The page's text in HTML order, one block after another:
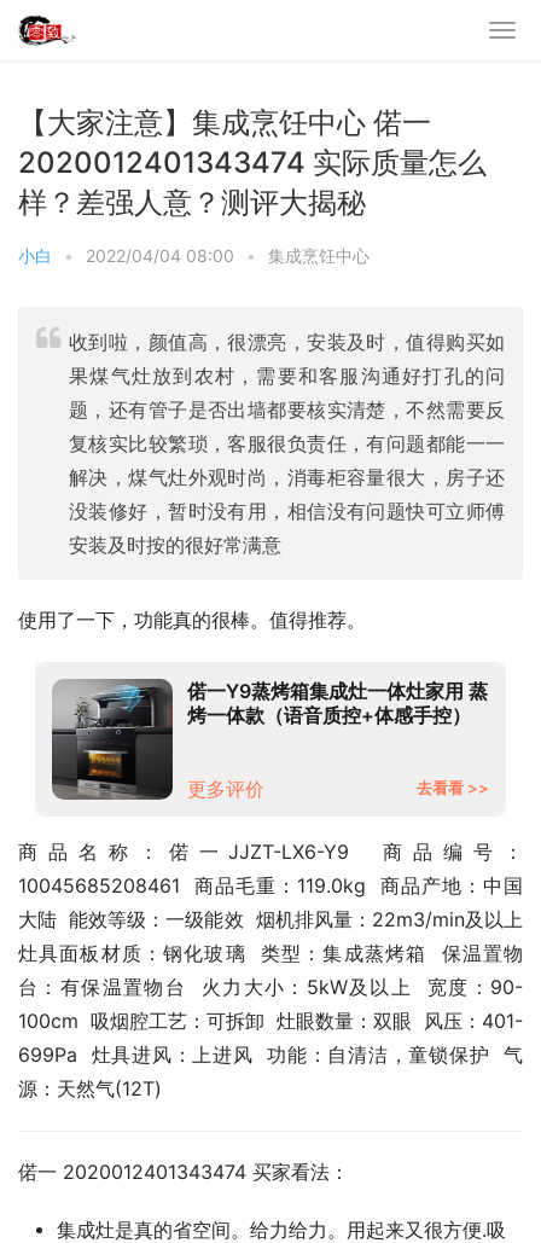
【大家注意】集成烹饪中心 偌一
2020012401343474 实际质量怎么
样？差强人意？测评大揭秘
小白 • 2022/04/04 08:00 • 集成烹饪中心
收到啦，颜值高，很漂亮，安装及时，值得购买如
果煤气灶放到农村，需要和客服沟通好打孔的问
题，还有管子是否出墙都要核实清楚，不然需要反
复核实比较繁琐，客服很负责任，有问题都能一一
解决，煤气灶外观时尚，消毒柜容量很大，房子还
没装修好，暂时没有用，相信没有问题快可立师傅
安装及时按的很好常满意
使用了一下，功能真的很棒。值得推荐。
偌一Y9蒸烤箱集成灶一体灶家用 蒸
烤一体款（语音质控+体感手控）
更多评价 去看看 >>
商品名称：偌一JJZT-LX6-Y9  商品编号：
10045685208461  商品毛重：119.0kg  商品产地：中国
大陆  能效等级：一级能效  烟机排风量：22m3/min及以上
灶具面板材质：钢化玻璃  类型：集成蒸烤箱  保温置物
台：有保温置物台  火力大小：5kW及以上  宽度：90-
100cm  吸烟腔工艺：可拆卸  灶眼数量：双眼  风压：401-
699Pa  灶具进风：上进风  功能：自清洁，童锁保护  气
源：天然气(12T)
偌一 2020012401343474 买家看法：
集成灶是真的省空间。给力给力。用起来又很方便.吸